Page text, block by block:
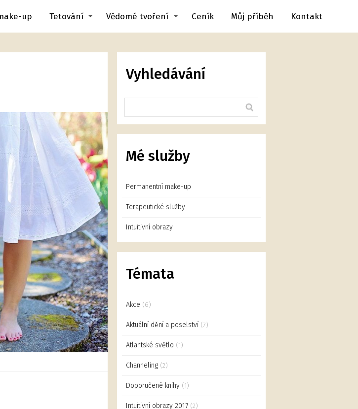
up Tetování Vědomé tvoření Ceník Můj příběh Kontakt
Vyhledávání
Mé služby
Permanentní make-up
Terapeutické služby
Intuitivní obrazy
Témata
Akce (6)
Aktuální dění a poselství (7)
Atlantské světlo (1)
Channeling (2)
Doporučené knihy (1)
Intuitivní obrazy 2017 (2)